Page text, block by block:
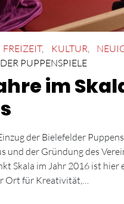
FREIZEIT, KULTUR
PUPPENSPIELE
im
der Bielefelder
und der Gründung des
Skala im Jahr 2016 ist hier
Ort für Kreativität,…